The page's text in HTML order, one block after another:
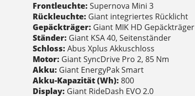
Frontleuchte: Supernova Mini 3
Rückleuchte: Giant integriertes Rücklicht
Gepäckträger: Giant MIK HD Gepäckträger
Ständer: Giant KSA 40, Seitenständer
Schloss: Abus Xplus Akkuschloss
Motor: Giant SyncDrive Pro 2, 85 Nm
Akku: Giant EnergyPak Smart
Akku-Kapazität (Wh): 800
Display: Giant RideDash EVO 2.0